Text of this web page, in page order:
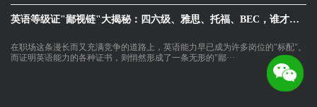
英语等级证"鄙视链"大揭秘：四六级、雅思、托福、BEC，谁才是职场真正的"硬通货"？
在职场这条漫长而又充满竞争的道路上，英语能力早已成为许多岗位的"标配"。
而证明英语能力的各种证书，则悄然形成了一条无形的"鄙···